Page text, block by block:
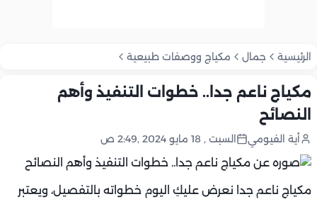
الرئيسية جمال مكياج ووصفات طبيعية
مكياج ناعم جدا.. خطوات التنفيذ وأهم
النصائح
أية الفيومي السبت , 18 مايو 2024 ,2:49 ص
مكياج ناعم جدا نعرض عليكِ اليوم خطواته بالتفصيل، ويعتبر